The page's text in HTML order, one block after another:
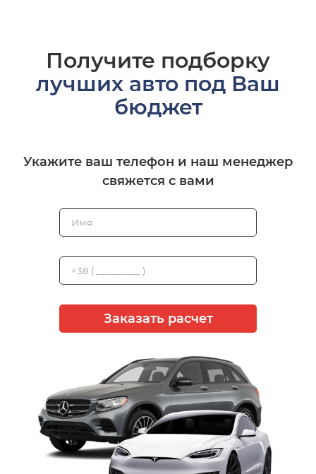
Получите подборку
лучших авто под Ваш
бюджет
Укажите ваш телефон и наш менеджер
свяжется с вами
Заказать расчет